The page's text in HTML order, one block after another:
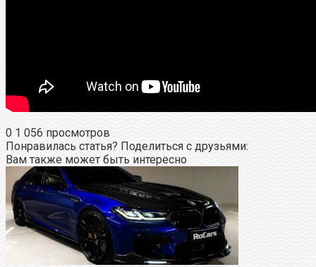
0 1 056 просмотров
Понравилась статья? Поделиться с друзьями:
Вам также может быть интересно